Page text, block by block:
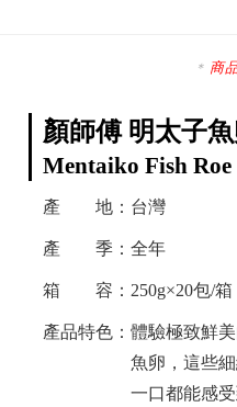
商
顏師傅 明太子
Mentaiko Fish Roe
產 地：台灣
產 季：全年
箱 容：250g×20包/箱
產品特色：體驗極致鮮
魚卵，這些
一口都能感